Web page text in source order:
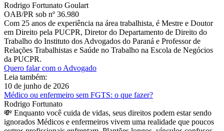
Rodrigo Fortunato Goulart
OAB/PR sob nº 36.980
Com 25 anos de experiência na área trabalhista, é Mestre e Doutor
em Direito pela PUCPR, Diretor do Departamento de Direito do
Trabalho do Instituto dos Advogados do Paraná e Professor de
Relações Trabalhistas e Saúde no Trabalho na Escola de Negócios
da PUCPR.
Quero falar com o Advogado
Leia também:
10 de junho de 2026
Médico ou enfermeiro sem FGTS: o que fazer?
Rodrigo Fortunato
💸 Enquanto você cuida de vidas, seus direitos podem estar sendo
ignorados Médicos e enfermeiros vivem uma realidade que poucos